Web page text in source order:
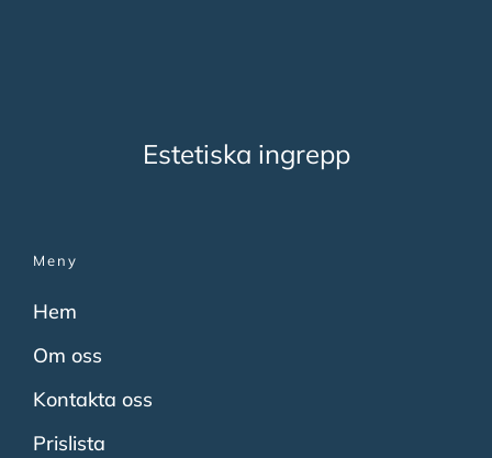
Estetiska ingrepp
Meny
Hem
Om oss
Kontakta oss
Prislista